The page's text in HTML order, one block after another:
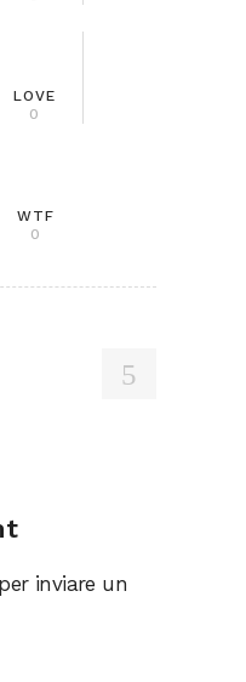
LOVE
0
WTF
0
per inviare un